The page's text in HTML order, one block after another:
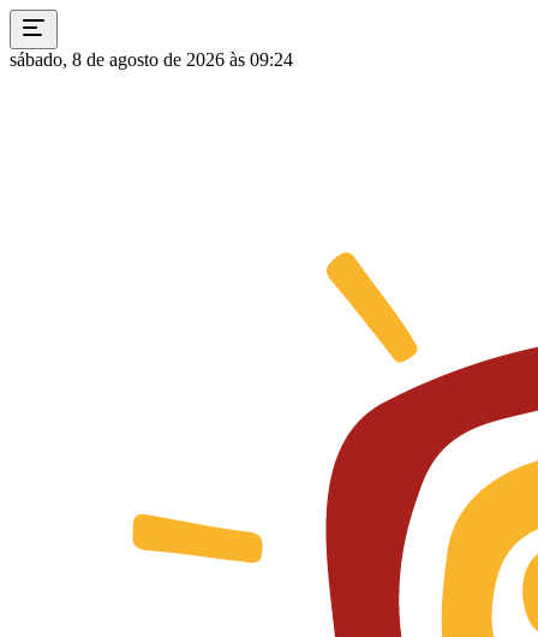
sábado, 8 de agosto de 2026 às 09:24